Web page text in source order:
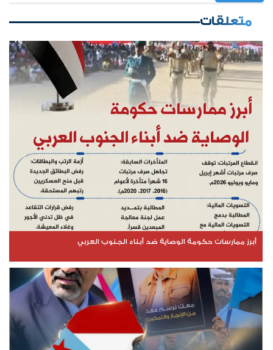
متعلقات
أبرز ممارسات حكومة الوصاية ضد أبناء الجنوب العربي